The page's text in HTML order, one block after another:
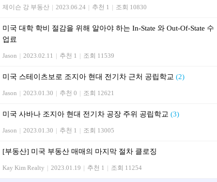
제이슨 강 부동산 | 2023.06.24 | 추천 1 | 조회 10830
미국 대학 학비 절감을 위해 알아야 하는 In-State 와 Out-Of-State 수
업료
Jason | 2023.02.11 | 추천 1 | 조회 11539
미국 스테이츠보로 조지아 현대 전기차 근처 공립학교 (2)
Jason | 2023.01.30 | 추천 0 | 조회 12621
미국 사바나 조지아 현대 전기차 공장 주위 공립학교 (3)
Jason | 2023.01.30 | 추천 1 | 조회 13005
[부동산] 미국 부동산 매매의 마지막 절차 클로징
Kay Kim Realty | 2023.01.19 | 추천 1 | 조회 11254